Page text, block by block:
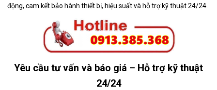
động, cam kết bảo hành thiết bị, hiệu suất và hỗ trợ kỹ thuật 24/24.
Yêu cầu tư vấn và báo giá – Hỗ trợ kỹ thuật
24/24